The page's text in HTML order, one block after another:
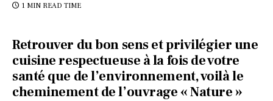
1 MIN READ TIME
Retrouver du bon sens et privilégier une
cuisine respectueuse à la fois de votre
santé que de l’environnement, voilà le
cheminement de l’ouvrage « Nature »